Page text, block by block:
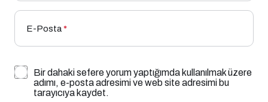
E-Posta*
Bir dahaki sefere yorum yaptığımda kullanılmak üzere
adımı, e-posta adresimi ve web site adresimi bu
tarayıcıya kaydet.